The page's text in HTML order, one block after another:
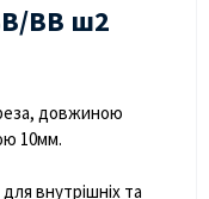
ВВ ш2
довжиною
10мм.
внутрішніх та